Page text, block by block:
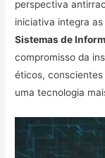
perspectiva
iniciativa integra
Sistemas de
compromisso da
éticos,
uma tecnologia